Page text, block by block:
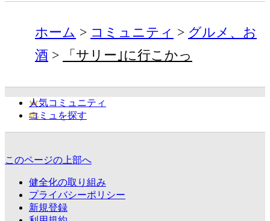
ホーム コミュニティ
グルメ、お
酒
「サリー｣に行こかっ
人気コミュニティ
コミュを探す
このページの上部へ
健全化の取り組み
プライバシーポリシー
新規登録